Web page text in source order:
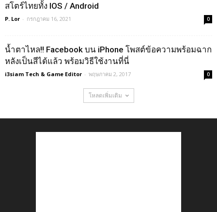
สโตร์ไทยทั้ง IOS / Android
P. Lor - กรกฎาคม 16, 2021 0
น้ำตาไหล!! Facebook บน iPhone โพสต์ข้อความพร้อมฉาก
หลังเป็นสีได้แล้ว พร้อมวิธีใช้งานที่นี่
i3siam Tech & Game Editor - พฤษภาคม 2, 2017 0
โหลดเพิ่มเติม